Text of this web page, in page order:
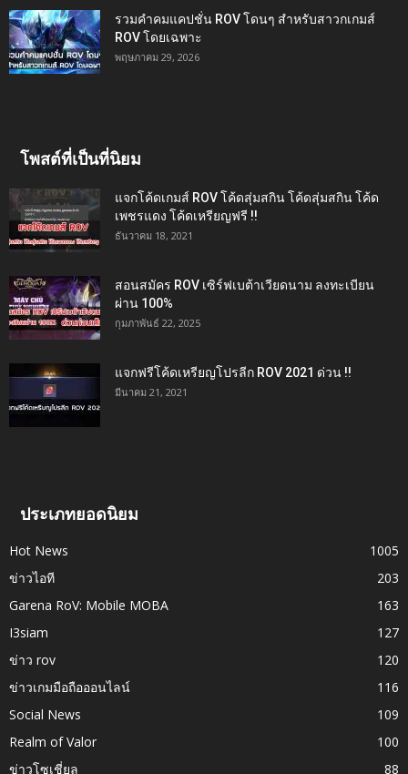
รวมคำคมแคปชั่น ROV โดนๆ สำหรับสาวกเกมส์
ROV โดยเฉพาะ
พฤษภาคม 29, 2026
โพสต์ที่เป็นที่นิยม
แจกโค้ดเกมส์ ROV โค้ดสุ่มสกิน โค้ดสุ่มสกิน โค้ด
เพชรแดง โค้ดเหรียญฟรี !!
ธันวาคม 18, 2021
สอนสมัคร ROV เซิร์ฟเบต้าเวียดนาม ลงทะเบียน
ผ่าน 100%
กุมภาพันธ์ 22, 2025
แจกฟรีโค้ดเหรียญโปรลีก ROV 2021 ด่วน !!
มีนาคม 21, 2021
ประเภทยอดนิยม
Hot News
1005
ข่าวไอที
203
Garena RoV: Mobile MOBA
163
I3siam
127
ข่าว rov
120
ข่าวเกมมือถือออนไลน์
116
Social News
109
Realm of Valor
100
ข่าวโซเชี่ยล
88